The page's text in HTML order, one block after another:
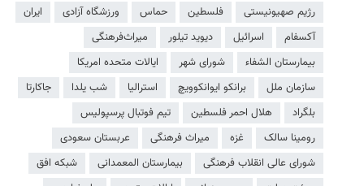
رژیم صهیونیستی
فلسطین حماس ورزشگاه آزادی
ایران
آکسفام
اسرائیل دیوید تیلور
میراث‌فرهنگی
بیمارستان الشفاء
شورای شهر
ایالات متحده امریکا
سازمان ملل
برانکو ایوانکوویچ استرالیا شب یلدا
جاکارتا
بلگراد
هلال احمر فلسطین
تیم فوتبال پرسپولیس
رومینا سالک
غزه میراث فرهنگی
عربستان سعودی
شورای عالی انقلاب فرهنگی
بیمارستان المعمدانی
شبکه افق